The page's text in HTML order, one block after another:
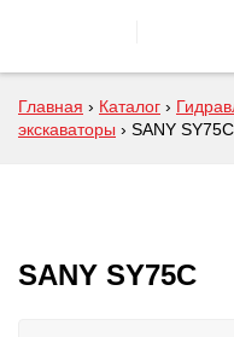
Главная › Каталог ›
экскаваторы › SANY SY75C
SANY SY75C